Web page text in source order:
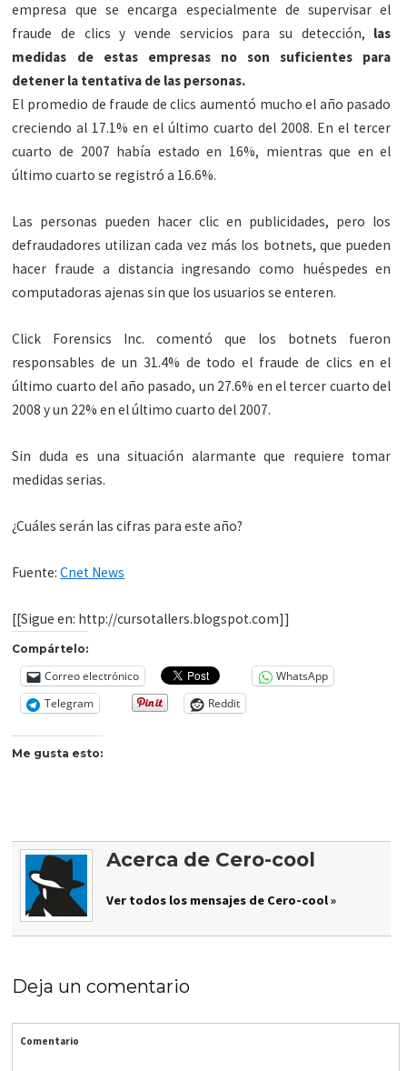
empresa que se encarga especialmente de supervisar el
fraude de clics y vende servicios para su detección, las
medidas de estas empresas no son suficientes para
detener la tentativa de las personas.
El promedio de fraude de clics aumentó mucho el año pasado
creciendo al 17.1% en el último cuarto del 2008. En el tercer
cuarto de 2007 había estado en 16%, mientras que en el
último cuarto se registró a 16.6%.
Las personas pueden hacer clic en publicidades, pero los
defraudadores utilizan cada vez más los botnets, que pueden
hacer fraude a distancia ingresando como huéspedes en
computadoras ajenas sin que los usuarios se enteren.
Click Forensics Inc. comentó que los botnets fueron
responsables de un 31.4% de todo el fraude de clics en el
último cuarto del año pasado, un 27.6% en el tercer cuarto del
2008 y un 22% en el último cuarto del 2007.
Sin duda es una situación alarmante que requiere tomar
medidas serias.
¿Cuáles serán las cifras para este año?
Fuente:Cnet News
[[Sigue en: http://cursotallers.blogspot.com]]
Compártelo:
Correo electrónico
WhatsApp
Telegram
Reddit
Me gusta esto:
Acerca de Cero-cool
Ver todos los mensajes de Cero-cool »
Deja un comentario
Comentario